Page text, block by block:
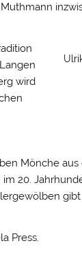
wird
Mönche
20.
Press.